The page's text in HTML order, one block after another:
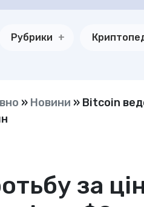
Рубрики
» Новини » Bitcoin
за